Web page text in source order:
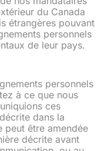
du Canada
étrangères pouvant
personnels
de leur pays.
personnels
à ce que nous
ces
dans la
peut être amendée
décrite avant